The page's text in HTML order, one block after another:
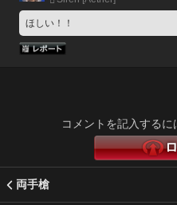
ほしい！！
コメントを記入するに
両手槍